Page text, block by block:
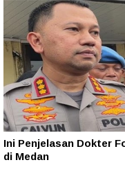
Ini Penjelasan Dokter
di Medan